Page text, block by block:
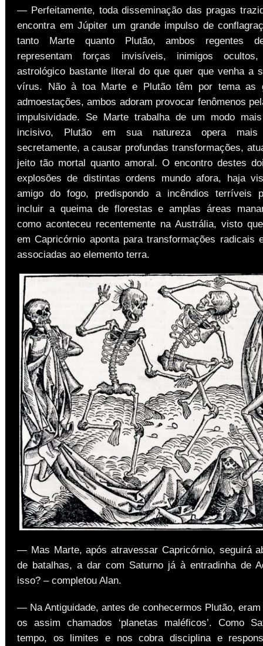
— Perfeitamente, toda disseminação das pragas
encontra em Júpiter um grande impulso de
tanto Marte quanto Plutão, ambos regentes
representam forças invisíveis, inimigos
astrológico bastante literal do que quer que venha a
vírus. Não à toa Marte e Plutão têm por tema as
admoestações, ambos adoram provocar fenômenos
impulsividade. Se Marte trabalha de um modo
incisivo, Plutão em sua natureza opera
secretamente, a causar profundas transformações,
jeito tão mortal quanto amoral. O encontro destes
explosões de distintas ordens mundo afora, haja
amigo do fogo, predispondo a incêndios terríveis
incluir a queima de florestas e amplas áreas
como aconteceu recentemente na Austrália, visto
em Capricórnio aponta para transformações radicais
associadas ao elemento terra.
— Mas Marte, após atravessar Capricórnio, seguirá
de batalhas, a dar com Saturno já à entradinha de
isso? – completou Alan.
— Na Antiguidade, antes de conhecermos Plutão,
os assim chamados ‘planetas maléficos’. Como
tempo, os limites e nos cobra disciplina e